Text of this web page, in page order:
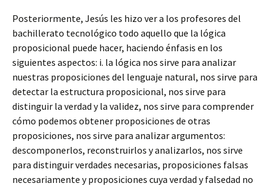
Posteriormente, Jesús les hizo ver a los profesores del
bachillerato tecnológico todo aquello que la lógica
proposicional puede hacer, haciendo énfasis en los
siguientes aspectos: i. la lógica nos sirve para analizar
nuestras proposiciones del lenguaje natural, nos sirve para
detectar la estructura proposicional, nos sirve para
distinguir la verdad y la validez, nos sirve para comprender
cómo podemos obtener proposiciones de otras
proposiciones, nos sirve para analizar argumentos:
descomponerlos, reconstruirlos y analizarlos, nos sirve
para distinguir verdades necesarias, proposiciones falsas
necesariamente y proposiciones cuya verdad y falsedad no